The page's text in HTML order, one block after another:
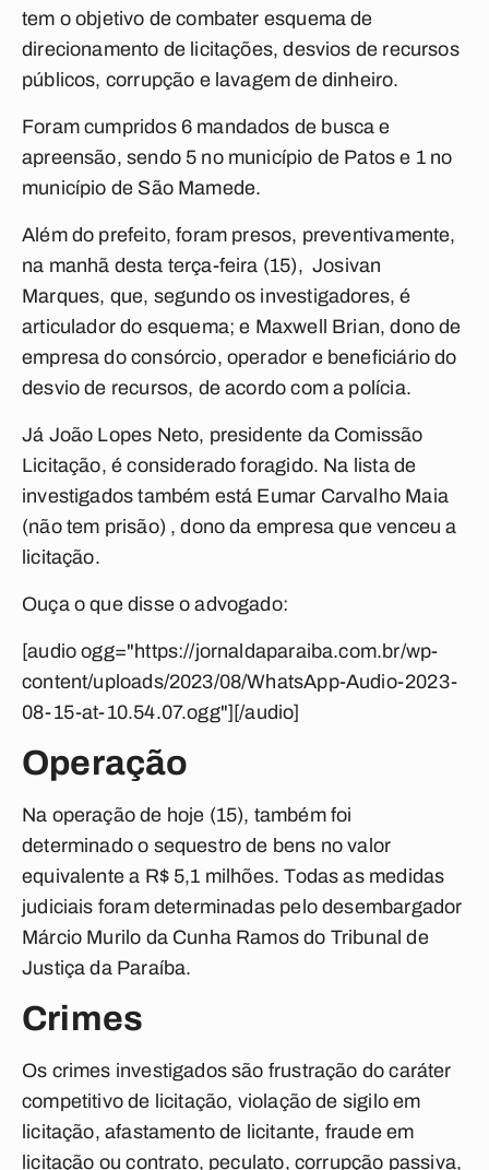
tem o objetivo de combater esquema de
direcionamento de licitações, desvios de recursos
públicos, corrupção e lavagem de dinheiro.
Foram cumpridos 6 mandados de busca e
apreensão, sendo 5 no município de Patos e 1 no
município de São Mamede.
Além do prefeito, foram presos, preventivamente,
na manhã desta terça-feira (15), Josivan
Marques, que, segundo os investigadores, é
articulador do esquema; e Maxwell Brian, dono de
empresa do consórcio, operador e beneficiário do
desvio de recursos, de acordo com a polícia.
Já João Lopes Neto, presidente da Comissão
Licitação, é considerado foragido. Na lista de
investigados também está Eumar Carvalho Maia
(não tem prisão) , dono da empresa que venceu a
licitação.
Ouça o que disse o advogado:
[audio ogg="https://jornaldaparaiba.com.br/wp-
content/uploads/2023/08/WhatsApp-Audio-2023-
08-15-at-10.54.07.ogg"][/audio]
Operação
Na operação de hoje (15), também foi
determinado o sequestro de bens no valor
equivalente a R$ 5,1 milhões. Todas as medidas
judiciais foram determinadas pelo desembargador
Márcio Murilo da Cunha Ramos do Tribunal de
Justiça da Paraíba.
Crimes
Os crimes investigados são frustração do caráter
competitivo de licitação, violação de sigilo em
licitação, afastamento de licitante, fraude em
licitação ou contrato, peculato, corrupção passiva,